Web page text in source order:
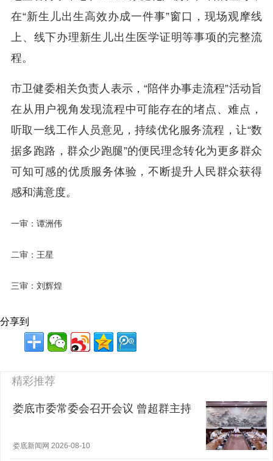
在“新生儿出生高效办成一件事”窗口，现场观摩线
上、线下办理新生儿出生医学证明等事项的完整流
程。
市卫健委相关负责人表示，“陪伴办事走流程”活动旨
在从用户视角发现流程中可能存在的堵点、难点，
听取一线工作人员意见，持续优化服务流程，让“数
据多跑路，群众少跑腿”的便民理念转化为更多群众
可知可感的优质服务体验，不断提升人民群众获得
感和满意度。
一审：谭洲伟
二审：王星
三审：刘辉煌
分享到
精彩推荐
娄底市委常委会召开会议 曾超群主持
娄底新闻网 2026-08-10